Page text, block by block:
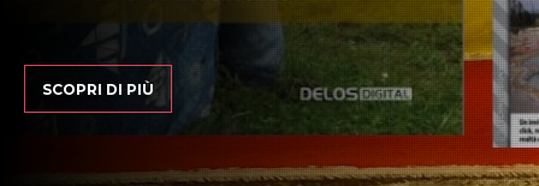
SCOPRI DI PIÙ